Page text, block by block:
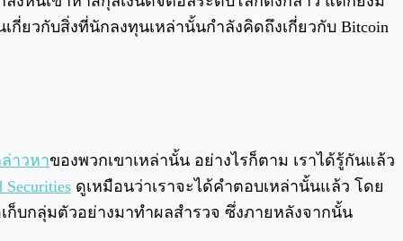
ยวกับสิ่งที่นักลงทุนเหล่านั้นกำลังคิดถึงเกี่ยวกับ Bitcoin
าวหาของพวกเขาเหล่านั้น อย่างไรก็ตาม เราได้รู้กันแล้ว
Securities ดูเหมือนว่าเราจะได้คำตอบเหล่านั้นแล้ว โดย
ก็บกลุ่มตัวอย่างมาทำผลสำรวจ ซึ่งภายหลังจากนั้น